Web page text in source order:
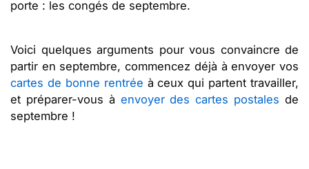
porte : les congés de septembre.
Voici quelques arguments pour vous convaincre de
partir en septembre, commencez déjà à envoyer vos
cartes de bonne rentrée à ceux qui partent travailler,
et préparer-vous à envoyer des cartes postales de
septembre !